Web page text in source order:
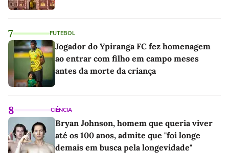
7 FUTEBOL
Jogador do Ypiranga FC fez homenagem
ao entrar com filho em campo meses
antes da morte da criança
8 CIÊNCIA
Bryan Johnson, homem que queria viver
até os 100 anos, admite que "foi longe
demais em busca pela longevidade"